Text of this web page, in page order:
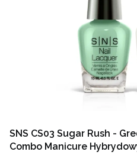
SNS CS03 Sugar Rush -
Combo Manicure